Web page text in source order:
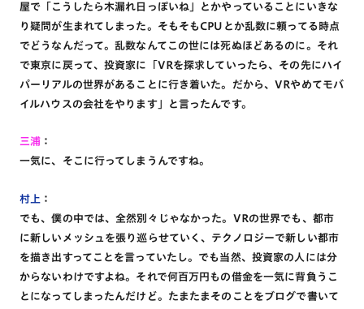
屋で「こうしたら木漏れ日っぽいね」とかやっていることにいきな
り疑問が生まれてしまった。そもそもCPUとか乱数に頼ってる時点
でどうなんだって。乱数なんてこの世には死ぬほどあるのに。それ
で東京に戻って、投資家に「VRを探求していったら、その先にハイ
パーリアルの世界があることに行き着いた。だから、VRやめてモバ
イルハウスの会社をやります」と言ったんです。
三浦 ：
一気に、そこに行ってしまうんですね。
村上 ：
でも、僕の中では、全然別々じゃなかった。VRの世界でも、都市
に新しいメッシュを張り巡らせていく、テクノロジーで新しい都市
を描き出すってことを言っていたし。でも当然、投資家の人には分
からないわけですよね。それで何百万円もの借金を一気に背負うこ
とになってしまったんだけど。たまたまそのことをブログで書いて